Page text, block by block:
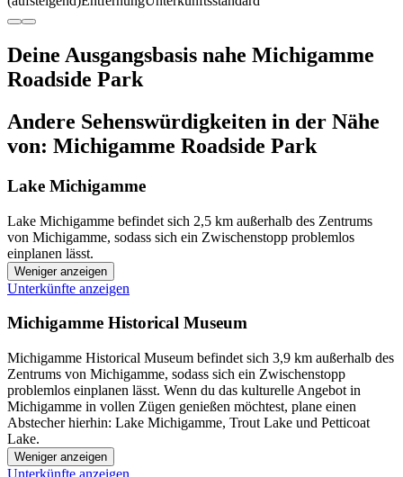
Deine Ausgangsbasis nahe Michigamme
Roadside Park
Andere Sehenswürdigkeiten in der Nähe
von: Michigamme Roadside Park
Lake Michigamme
Lake Michigamme befindet sich 2,5 km außerhalb des Zentrums
von Michigamme, sodass sich ein Zwischenstopp problemlos
einplanen lässt.
Weniger anzeigen
Unterkünfte anzeigen
Michigamme Historical Museum
Michigamme Historical Museum befindet sich 3,9 km außerhalb des
Zentrums von Michigamme, sodass sich ein Zwischenstopp
problemlos einplanen lässt. Wenn du das kulturelle Angebot in
Michigamme in vollen Zügen genießen möchtest, plane einen
Abstecher hierhin: Lake Michigamme, Trout Lake und Petticoat
Lake.
Weniger anzeigen
Unterkünfte anzeigen